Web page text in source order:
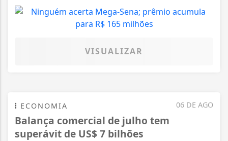
VISUALIZAR
06 DE AGO
ECONOMIA
Balança comercial de julho tem
superávit de US$ 7 bilhões